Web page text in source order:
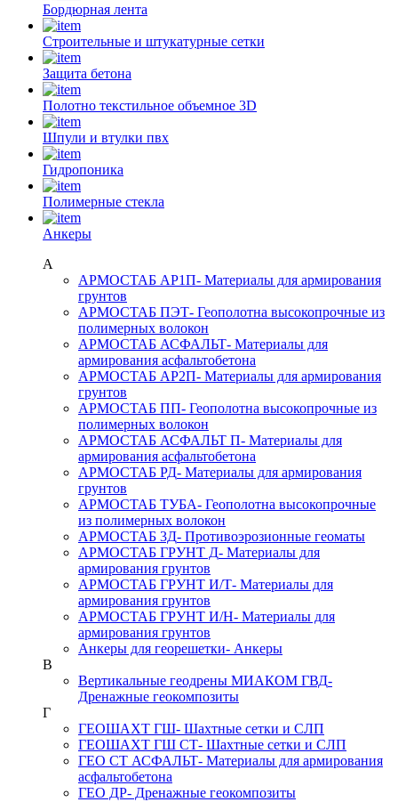
Бордюрная лента
Строительные и штукатурные сетки
Защита бетона
Полотно текстильное объемное 3D
Шпули и втулки пвх
Гидропоника
Полимерные стекла
Анкеры
А
АРМОСТАБ АР1П- Материалы для армирования
грунтов
АРМОСТАБ ПЭТ- Геополотна высокопрочные из
полимерных волокон
АРМОСТАБ АСФАЛЬТ- Материалы для
армирования асфальтобетона
АРМОСТАБ АР2П- Материалы для армирования
грунтов
АРМОСТАБ ПП- Геополотна высокопрочные из
полимерных волокон
АРМОСТАБ АСФАЛЬТ П- Материалы для
армирования асфальтобетона
АРМОСТАБ РД- Материалы для армирования
грунтов
АРМОСТАБ ТУБА- Геополотна высокопрочные
из полимерных волокон
АРМОСТАБ 3Д- Противоэрозионные геоматы
АРМОСТАБ ГРУНТ Д- Материалы для
армирования грунтов
АРМОСТАБ ГРУНТ И/Т- Материалы для
армирования грунтов
АРМОСТАБ ГРУНТ И/Н- Материалы для
армирования грунтов
Анкеры для георешетки- Анкеры
В
Вертикальные геодрены МИАКОМ ГВД-
Дренажные геокомпозиты
Г
ГЕОШАХТ ГШ- Шахтные сетки и СЛП
ГЕОШАХТ ГШ СТ- Шахтные сетки и СЛП
ГЕО СТ АСФАЛЬТ- Материалы для армирования
асфальтобетона
ГЕО ДР- Дренажные геокомпозиты